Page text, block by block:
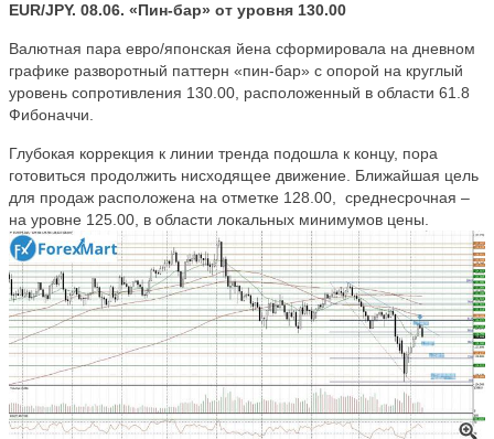
EUR/JPY. 08.06. «Пин-бар» от уровня 130.00
Валютная пара евро/японская йена сформировала на дневном
графике разворотный паттерн «пин-бар» с опорой на круглый
уровень сопротивления 130.00, расположенный в области 61.8
Фибоначчи.
Глубокая коррекция к линии тренда подошла к концу, пора
готовиться продолжить нисходящее движение. Ближайшая цель
для продаж расположена на отметке 128.00, среднесрочная –
на уровне 125.00, в области локальных минимумов цены.